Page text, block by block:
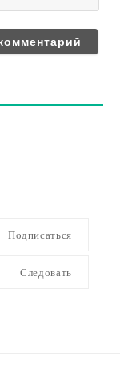
Подписаться
Следовать